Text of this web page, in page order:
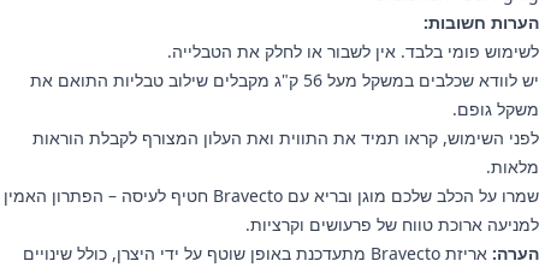
הערות חשובות:
לשימוש פומי בלבד. אין לשבור או לחלק את הטבלייה.
יש לוודא שכלבים במשקל מעל 56 ק"ג מקבלים שילוב טבליות התואם את
משקל גופם.
לפני השימוש, קראו תמיד את התווית ואת העלון המצורף לקבלת הוראות
מלאות.
שמרו על הכלב שלכם מוגן ובריא עם Bravecto חטיף לעיסה – הפתרון האמין
למניעה ארוכת טווח של פרעושים וקרציות.
הערה:
אריזת Bravecto מתעדכנת באופן שוטף על ידי היצרן, כולל שינויים